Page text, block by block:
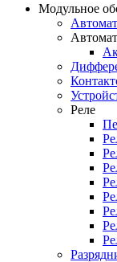
Модульное
Реле